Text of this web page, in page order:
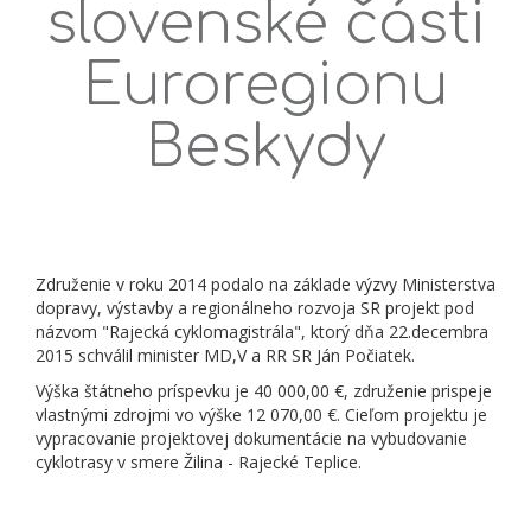
slovenské části
Euroregionu
Beskydy
Združenie v roku 2014 podalo na základe výzvy Ministerstva
dopravy, výstavby a regionálneho rozvoja SR projekt pod
názvom "Rajecká cyklomagistrála", ktorý dňa 22.decembra
2015 schválil minister MD,V a RR SR Ján Počiatek.
Výška štátneho príspevku je 40 000,00 €, združenie prispeje
vlastnými zdrojmi vo výške 12 070,00 €. Cieľom projektu je
vypracovanie projektovej dokumentácie na vybudovanie
cyklotrasy v smere Žilina - Rajecké Teplice.